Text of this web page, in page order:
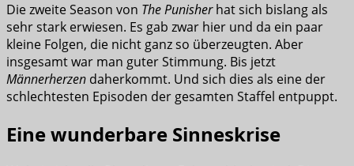
Die zweite Season von The Punisherhat sich bislang als
sehr stark erwiesen. Es gab zwar hier und da ein paar
kleine Folgen, die nicht ganz so überzeugten. Aber
insgesamt war man guter Stimmung. Bis jetzt
Männerherzen daherkommt. Und sich dies als eine der
schlechtesten Episoden der gesamten Staffel entpuppt.
Eine wunderbare Sinneskrise